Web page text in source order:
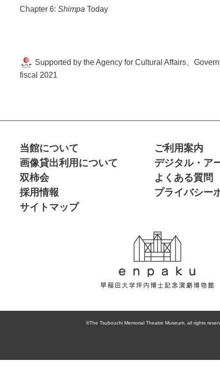
Chapter 6: Shimpa Today
Supported by the Agency for Cultural Affairs、
fiscal 2021
当館について
ご利用案内
画像貸出利用について
デジタル・ア
双柿会
よくある質問
採用情報
プライバシー
サイトマップ
大学坪内博士記
念演劇博物館
©The Tsubouchi Memorial Theatre Museum, all rights